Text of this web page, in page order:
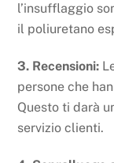
l’insufflaggio
il poliuretano
3. Recensioni:
persone che
Questo ti darà
servizio clienti.